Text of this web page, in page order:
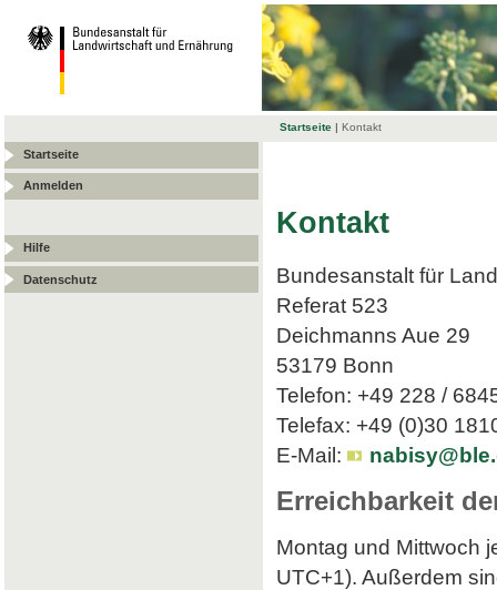
Startseite | Kontakt
Startseite
Anmelden
Hilfe
Datenschutz
Kontakt
Bundesanstalt für
Referat 523
Deichmanns Aue 29
53179 Bonn
Telefon: +49 228 /
Telefax: +49 (0)30
E-Mail:
Erreichbarkeit
Montag und Mittwoch
UTC+1). Außerdem